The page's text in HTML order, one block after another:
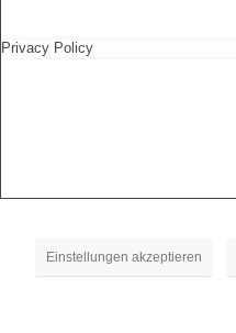
Privacy Policy
Einstellungen akzeptieren